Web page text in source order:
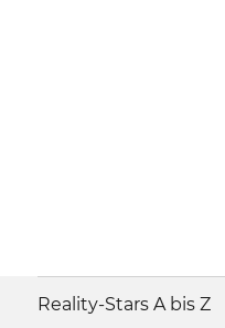
Reality-Stars A bis Z